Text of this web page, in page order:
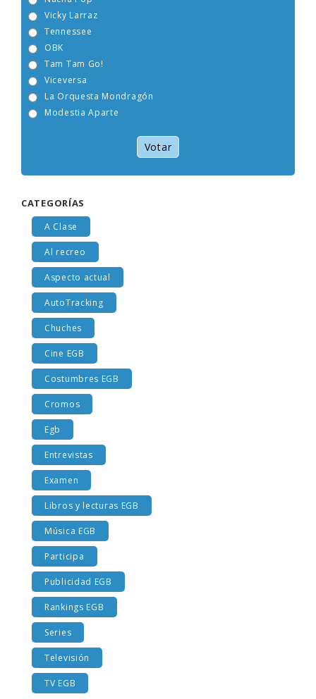
Nacha Pop
Vicky Larraz
La Orquesta Mondragón
Modestia Aparte
Votar
A Clase
Al recreo
Aspecto actual
AutoTracking
Chuches
Cine EGB
Costumbres EGB
Cromos
Egb
Entrevistas
Examen
Libros y lecturas EGB
Música EGB
Participa
Publicidad EGB
Rankings EGB
Series
Televisión
TV EGB